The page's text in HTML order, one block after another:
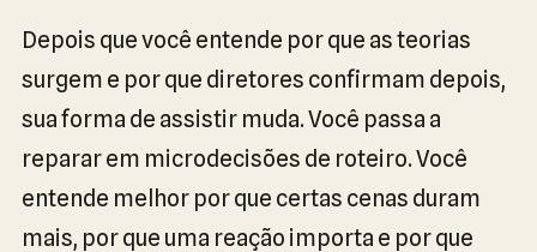
Depois que você entende por que as teorias
surgem e por que diretores confirmam depois,
sua forma de assistir muda. Você passa a
reparar em microdecisões de roteiro. Você
entende melhor por que certas cenas duram
mais, por que uma reação importa e por que